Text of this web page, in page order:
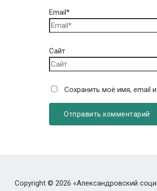
Email*
Сайт
Сохранить моё имя, email
Copyright © 2026 «Александровский